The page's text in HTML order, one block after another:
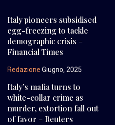
Italy pioneers subsidised
egg-freezing to tackle
demographic crisis –
Financial Times
Redazione Giugno, 2025
Italy’s mafia turns to
white-collar crime as
murder, extortion fall out
of favor – Reuters